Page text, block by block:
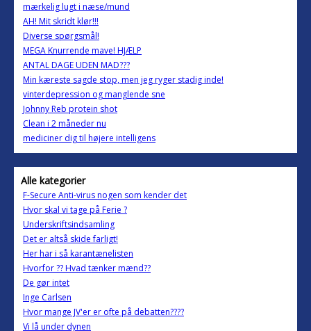
mærkelig lugt i næse/mund
AH! Mit skridt klør!!!
Diverse spørgsmål!
MEGA Knurrende mave! HJÆLP
ANTAL DAGE UDEN MAD???
Min kæreste sagde stop, men jeg ryger stadig inde!
vinterdepression og manglende sne
Johnny Reb protein shot
Clean i 2 måneder nu
mediciner dig til højere intelligens
Alle kategorier
F-Secure Anti-virus nogen som kender det
Hvor skal vi tage på Ferie ?
Underskriftsindsamling
Det er altså skide farligt!
Her har i så karantænelisten
Hvorfor ?? Hvad tænker mænd??
De gør intet
Inge Carlsen
Hvor mange JV'er er ofte på debatten????
Vi lå under dynen